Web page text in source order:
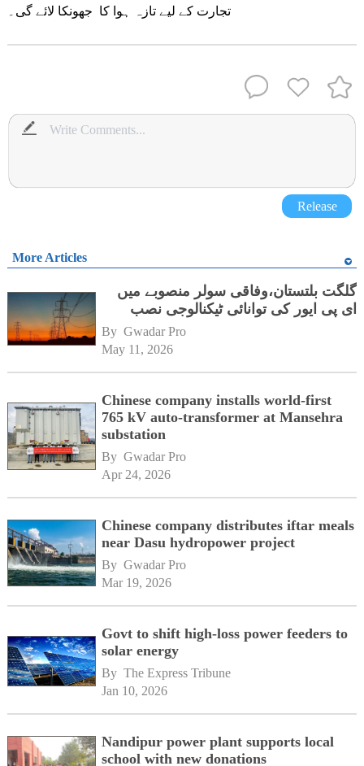
تجارت کے لیے تازہ ہوا کا جھونکا لائے گی۔
Release
More Articles
گلگت بلتستان،وفاقی سولر منصوبے میں
ای پی ایور کی توانائی ٹیکنالوجی نصب
By Gwadar Pro
May 11, 2026
Chinese company installs world-first
765 kV auto-transformer at Mansehra
substation
By Gwadar Pro
Apr 24, 2026
Chinese company distributes iftar meals
near Dasu hydropower project
By Gwadar Pro
Mar 19, 2026
Govt to shift high-loss power feeders to
solar energy
By The Express Tribune
Jan 10, 2026
Nandipur power plant supports local
school with new donations